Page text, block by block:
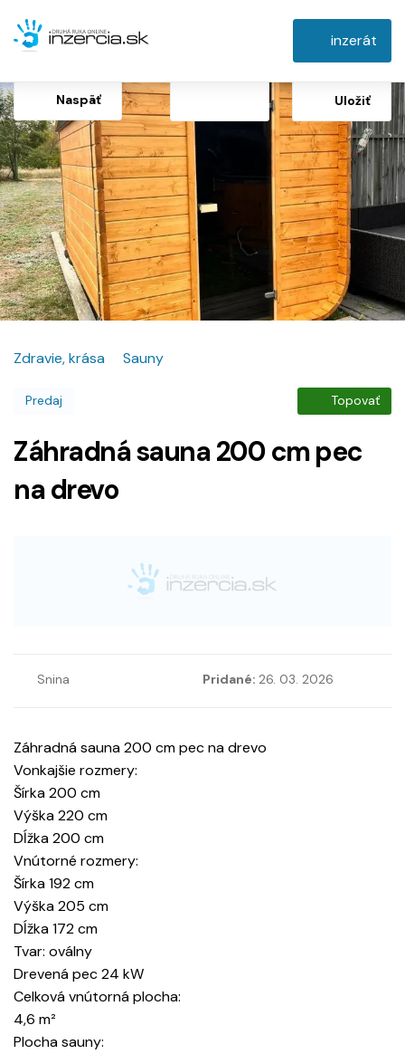
inzerát
Naspäť Uložiť
Zdravie, krása Sauny
Predaj Topovať
Záhradná sauna 200 cm pec
na drevo
Snina Pridané: 26. 03. 2026
Záhradná sauna 200 cm pec na drevo
Vonkajšie rozmery:
Šírka 200 cm
Výška 220 cm
Dĺžka 200 cm
Vnútorné rozmery:
Šírka 192 cm
Výška 205 cm
Dĺžka 172 cm
Tvar: oválny
Drevená pec 24 kW
Celková vnútorná plocha:
4,6 m²
Plocha sauny: